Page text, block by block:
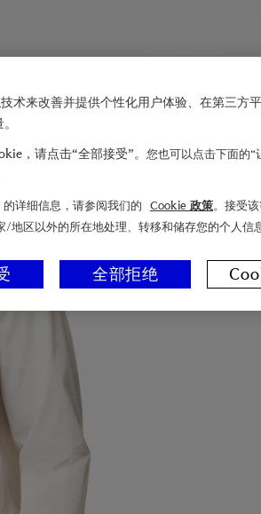
术来改善并提供个性化用户体验、在第三方
，请点击“全部接受”。 您也可以点击下面的“
详细信息，请参阅我们的 Cookie 政策。接受
地区以外的所在地处理、转移和储存您的个人信息
全部拒绝